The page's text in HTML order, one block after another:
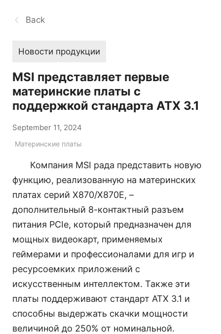
Back
Новости продукции
MSI представляет первые
материнские платы с
поддержкой стандарта ATX 3.1
September 11, 2024
Материнские платы
Компания MSI рада представить новую
функцию, реализованную на материнских
платах серий X870/X870E, –
дополнительный 8-контактный разъем
питания PCIe, который предназначен для
мощных видеокарт, применяемых
геймерами и профессионалами для игр и
ресурсоемких приложений с
искусственным интеллектом. Также эти
платы поддерживают стандарт ATX 3.1 и
способны выдержать скачки мощности
величиной до 250% от номинальной.